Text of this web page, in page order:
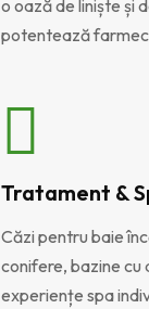
o oază de liniște și
potentează
Tratament &
Căzi pentru baie
conifere, bazine cu
experiențe spa